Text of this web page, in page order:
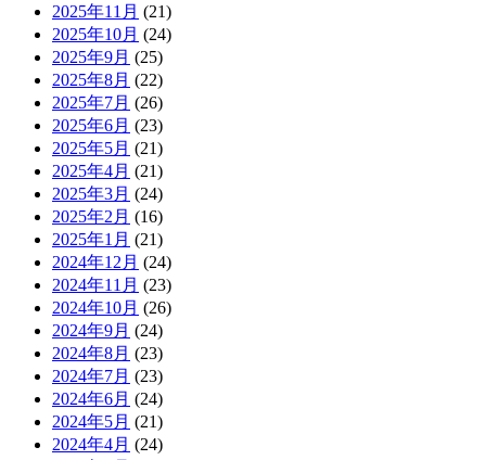
2025年11月 (21)
2025年10月 (24)
2025年9月 (25)
2025年8月 (22)
2025年7月 (26)
2025年6月 (23)
2025年5月 (21)
2025年4月 (21)
2025年3月 (24)
2025年2月 (16)
2025年1月 (21)
2024年12月 (24)
2024年11月 (23)
2024年10月 (26)
2024年9月 (24)
2024年8月 (23)
2024年7月 (23)
2024年6月 (24)
2024年5月 (21)
2024年4月 (24)